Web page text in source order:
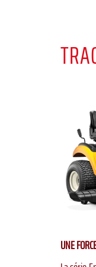
UNE